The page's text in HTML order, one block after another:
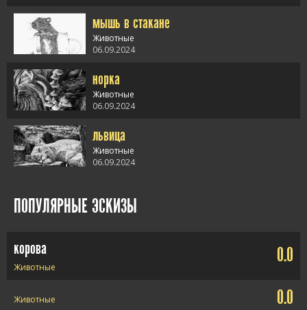
alt="лошадь" /> мышь в стакане
Животные
06.09.2024
alt="мышь в
стакане" />
норка
Животные
06.09.2024
alt="норка" /> львица
Животные
06.09.2024
ПОПУЛЯРНЫЕ ЭСКИЗЫ
корова
Животные
0.0
Животные 0.0